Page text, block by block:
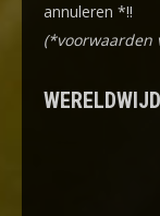
annuleren *!!
(*voorwaarden